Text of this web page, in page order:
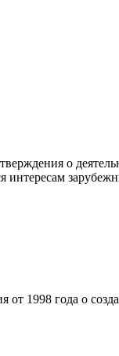
о
интересам
1998 года о